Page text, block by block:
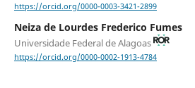
https://orcid.org/0000-0003-3421-2899
Neiza de Lourdes Frederico Fumes
Universidade Federal de Alagoas
https://orcid.org/0000-0002-1913-4784